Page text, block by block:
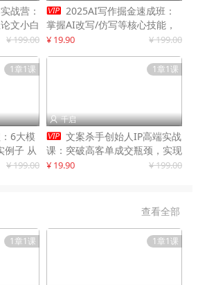
战营：
文小白
¥ 199.00
 2025AI写作掘金速成班：
掌握AI改写/仿写等核心技能，
实现单篇文案变现500+
¥ 19.90 ¥ 199.00
1章1课
6大模
例子 从
¥ 199.00
1章1课
 千启
 文案杀手创始人IP高端实战
课：突破高客单成交瓶颈，实现
IP商业价值最大化
¥ 19.90 ¥ 199.00
查看全部
1章1课 1章1课